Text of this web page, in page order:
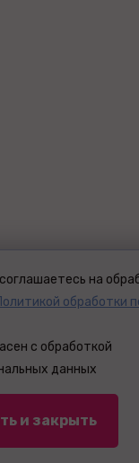
на
обработки
с обработкой
данных
и закрыть